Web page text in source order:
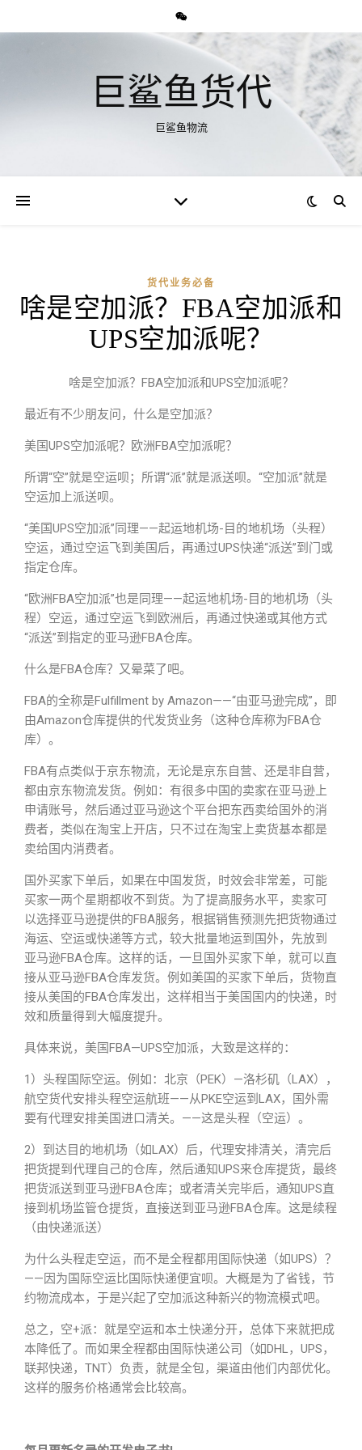
巨鲨鱼货代
巨鲨鱼物流
货代业务必备
啥是空加派？FBA空加派和
UPS空加派呢？
啥是空加派？FBA空加派和UPS空加派呢？
最近有不少朋友问，什么是空加派？
美国UPS空加派呢？欧洲FBA空加派呢？
所谓“空”就是空运呗；所谓“派”就是派送呗。“空加派”就是
空运加上派送呗。
“美国UPS空加派”同理——起运地机场-目的地机场（头程）
空运，通过空运飞到美国后，再通过UPS快递“派送”到门或
指定仓库。
“欧洲FBA空加派”也是同理——起运地机场-目的地机场（头
程）空运，通过空运飞到欧洲后，再通过快递或其他方式
“派送”到指定的亚马逊FBA仓库。
什么是FBA仓库？又晕菜了吧。
FBA的全称是Fulfillment by Amazon——“由亚马逊完成”，即
由Amazon仓库提供的代发货业务（这种仓库称为FBA仓
库）。
FBA有点类似于京东物流，无论是京东自营、还是非自营，
都由京东物流发货。例如：有很多中国的卖家在亚马逊上
申请账号，然后通过亚马逊这个平台把东西卖给国外的消
费者，类似在淘宝上开店，只不过在淘宝上卖货基本都是
卖给国内消费者。
国外买家下单后，如果在中国发货，时效会非常差，可能
买家一两个星期都收不到货。为了提高服务水平，卖家可
以选择亚马逊提供的FBA服务，根据销售预测先把货物通过
海运、空运或快递等方式，较大批量地运到国外，先放到
亚马逊FBA仓库。这样的话，一旦国外买家下单，就可以直
接从亚马逊FBA仓库发货。例如美国的买家下单后，货物直
接从美国的FBA仓库发出，这样相当于美国国内的快递，时
效和质量得到大幅度提升。
具体来说，美国FBA—UPS空加派，大致是这样的：
1）头程国际空运。例如：北京（PEK）—洛杉矶（LAX），
航空货代安排头程空运航班——从PKE空运到LAX，国外需
要有代理安排美国进口清关。——这是头程（空运）。
2）到达目的地机场（如LAX）后，代理安排清关，清完后
把货提到代理自己的仓库，然后通知UPS来仓库提货，最终
把货派送到亚马逊FBA仓库；或者清关完毕后，通知UPS直
接到机场监管仓提货，直接送到亚马逊FBA仓库。这是续程
（由快递派送）
为什么头程走空运，而不是全程都用国际快递（如UPS）？
——因为国际空运比国际快递便宜呗。大概是为了省钱，节
约物流成本，于是兴起了空加派这种新兴的物流模式吧。
总之，空+派：就是空运和本土快递分开，总体下来就把成
本降低了。而如果全程都由国际快递公司（如DHL，UPS，
联邦快递，TNT）负责，就是全包，渠道由他们内部优化。
这样的服务价格通常会比较高。